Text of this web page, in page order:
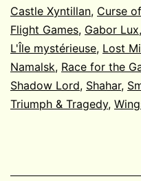
Castle Xyntillan, Curse
Flight Games, Gabor Lux,
L'Île mystérieuse, Lost
Namalsk, Race for the
Shadow Lord, Shahar,
Triumph & Tragedy,